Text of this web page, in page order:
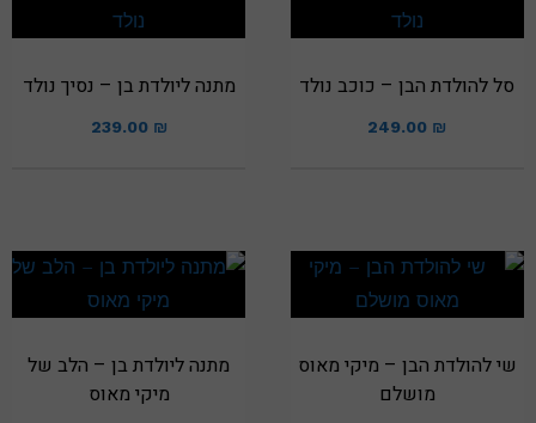
סל להולדת הבן – כוכב נולד
249.00 ₪
מתנה ליולדת בן – נסיך נולד
239.00 ₪
שי להולדת הבן – מיקי מאוס
מושלם
מתנה ליולדת בן – הלב של
מיקי מאוס